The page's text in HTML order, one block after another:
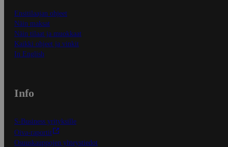
Ensitilaajan ohjeet
Näin maksat
Näin tilaat ja muokkaat
Kaikki ohjeet ja vinkit
In English
Info
S-Business yrityksille
Oiva-raportit
Osuuskauppojen yhteystiedot